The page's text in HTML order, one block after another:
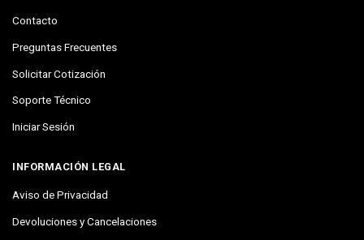
Contacto
Preguntas Frecuentes
Solicitar Cotización
Soporte Técnico
Iniciar Sesión
INFORMACIÓN LEGAL
Aviso de Privacidad
Devoluciones y Cancelaciones